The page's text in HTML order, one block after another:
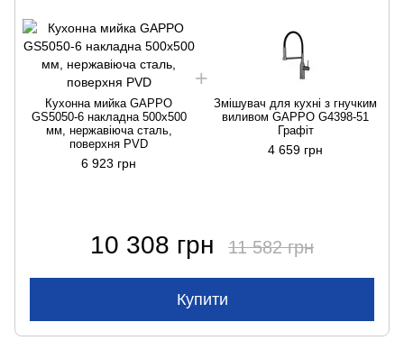
Кухонна мийка GAPPO
GS5050-6 накладна 500x500
мм, нержавіюча сталь,
поверхня PVD
6 923 грн
Змішувач для кухні з гнучким
виливом GAPPO G4398-51
Графіт
4 659 грн
10 308 грн 11 582 грн
Купити